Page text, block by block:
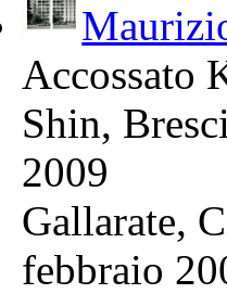
Accossato
Shin,
2009
Gallarate,
febbraio